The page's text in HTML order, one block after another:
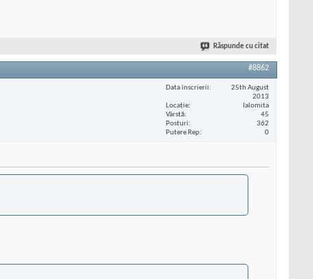
Răspunde cu citat
#8862
Data înscrierii
25th August
2013
Locaţie
Ialomita
Vârstă
45
Posturi
362
Putere Rep
0